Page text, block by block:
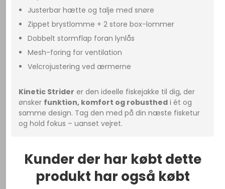
Justerbar hætte og talje med snøre
Zippet brystlomme + 2 store box-lommer
Dobbelt stormflap foran lynlås
Mesh-foring for ventilation
Velcrojustering ved ærmerne
Kinetic Strider er den ideelle fiskejakke til dig, der
ønsker funktion, komfort og robusthed i ét og
samme design. Tag den med på din næste fisketur
og hold fokus – uanset vejret.
Kunder der har købt dette
produkt har også købt